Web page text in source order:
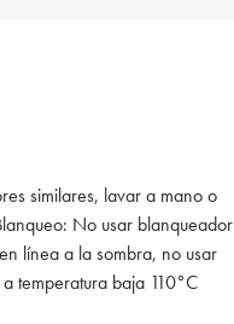
similares, lavar a mano o
No usar blanqueador
línea a la sombra, no usar
temperatura baja 110°C